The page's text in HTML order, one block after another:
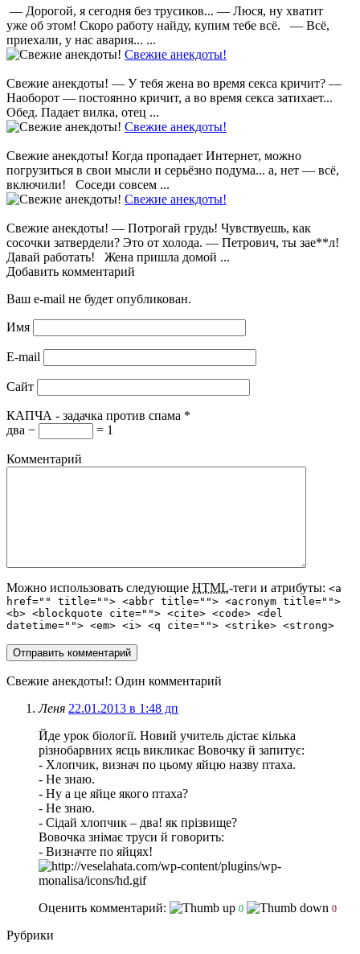
— Дорогой, я сегодня без трусиков... — Люся, ну хватит
уже об этом! Скоро работу найду, купим тебе всё. — Всё,
приехали, у нас авария... ...
Свежие анекдоты!
Свежие анекдоты! — У тебя жена во время секса кричит? —
Наоборот — постоянно кричит, а во время секса затихает...
Обед. Падает вилка, отец ...
Свежие анекдоты!
Свежие анекдоты! Когда пропадает Интернет, можно
погрузиться в свои мысли и серьёзно подума... а, нет — всё,
включили! Соседи совсем ...
Свежие анекдоты!
Свежие анекдоты! — Потрогай грудь! Чувствуешь, как
сосочки затвердели? Это от холода. — Петрович, ты зае**л!
Давай работать! Жена пришла домой ...
Добавить комментарий
Ваш e-mail не будет опубликован.
Имя
E-mail
Сайт
КАПЧА - задачка против спама *
два −
= 1
Комментарий
Можно использовать следующие HTML-теги и атрибуты: <a
href="" title=""> <abbr title=""> <acronym title="">
<b> <blockquote cite=""> <cite> <code> <del
datetime=""> <em> <i> <q cite=""> <strike> <strong>
Свежие анекдоты!: Один комментарий
Леня 22.01.2013 в 1:48 дп
Йде урок біології. Новий учитель дістає кілька
різнобарвних яєць викликає Вовочку й запитує:
- Хлопчик, визнач по цьому яйцю назву птаха.
- Не знаю.
- Ну а це яйце якого птаха?
- Не знаю.
- Сідай хлопчик – два! як прізвище?
Вовочка знімає труси й говорить:
- Визначте по яйцях!
Оценить комментарий: 0 0
Рубрики